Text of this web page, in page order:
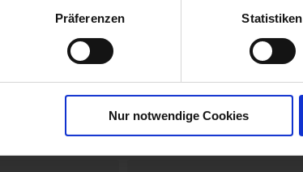
Präferenzen Statistiken
Nur notwendige Cookies